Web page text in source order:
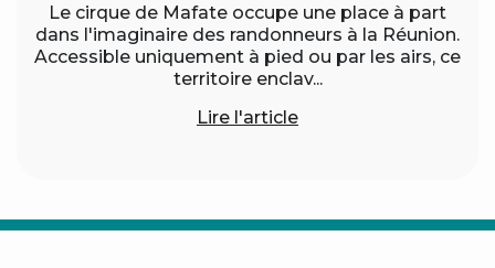
Le cirque de Mafate occupe une place à part
dans l'imaginaire des randonneurs à la Réunion.
Accessible uniquement à pied ou par les airs, ce
territoire enclav...
Lire l'article